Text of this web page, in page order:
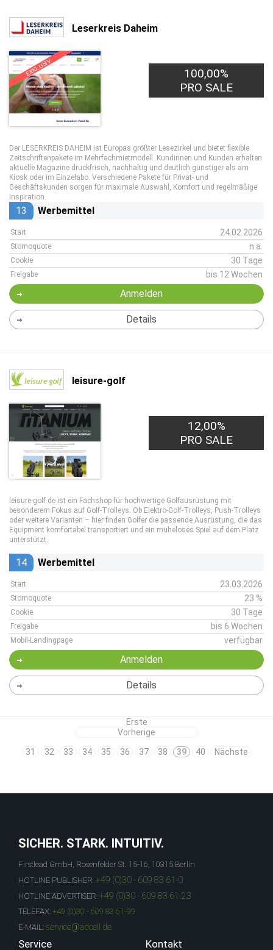
Leserkreis Daheim
EXKLUSIV
100,00%
PRO SALE
Der LESERKREIS DAHEIM ist Europas größter Lesezirkel und bietet flexible
Zeitschriftenpakete im Mehrfachmietmodell. Kundinnen und Kunden erhalten
aktuelle Magazine druckfrisch, nachhaltig und deutlich günstiger als am
Kiosk oder im Einzelabo. Verschiedene Pakete für Privat- und
Geschäftskunden sorgen für maximale Auswahl, Komfort und regelmäßige
Inspiration.
13 Werbemittel
Start 24.02.2026
Stornoquote n.a.
Cookie 30 Tage
Freigabe bis 12 Wochen
Anmelden
Details
leisure-golf
12,00%
PRO SALE
leisure-golf.de ist ein Fachshop für hochwertige Golfausrüstung mit
besonderem Fokus auf Golf-Trolleys. Ob Elektro-Golf-Trolleys, Push-Trolleys
oder weitere Varianten – hier finden Golfer die passende Ausrüstung, die das
Equipment komfortabel transportiert und ein müheloses Spiel auf dem Platz
unterstützt.
14 Werbemittel
Start 23.03.2026
Stornoquote 23 %
Cookie 30 Tage
Freigabe bis 6 Wochen
Mobil-Landingpage verfügbar
Anmelden
Details
Erste
Vorherige
31
32 33 34 35 36 37 38 39 40 Nächste
SICHER. STARK. INTUITIV.
Firstlead GmbH, Rosenfelder St. 15-16, 10315 Berlin
HOTLINE PUBLISHER: +49 (0)30 - 609 83 61-0
HOTLINE ADVERTISER: +49 (0)30 - 609 83 61-23
TELEFAX: +49 (0)30 - 609 83 61-99
E-MAIL: service@adcell.de
Service Kontakt